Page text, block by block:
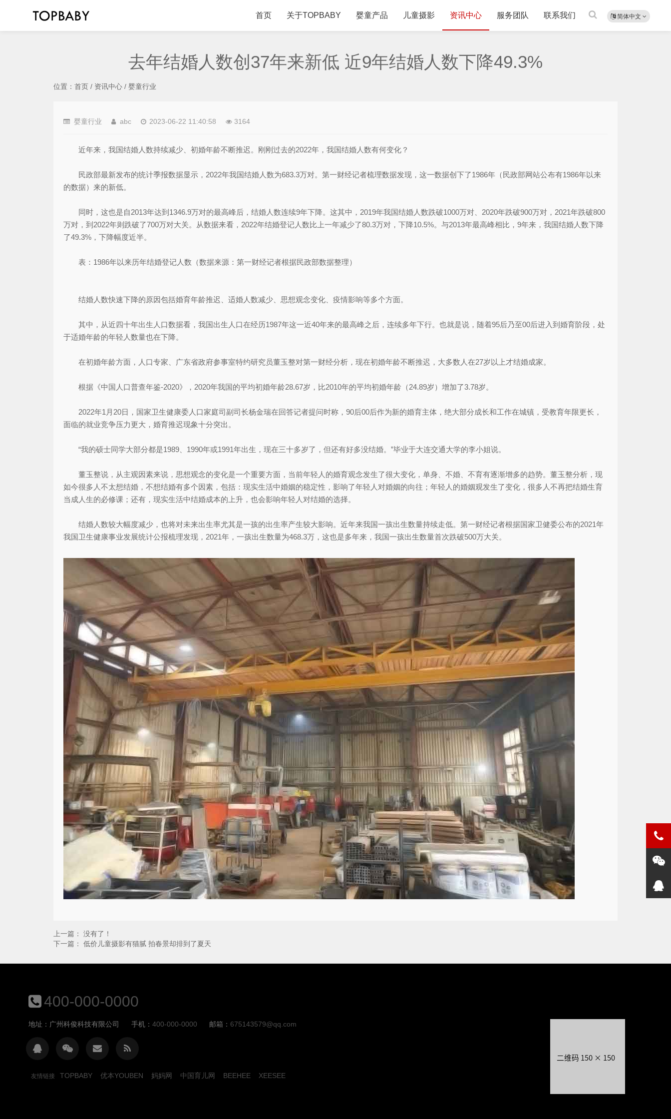
简体中文
首页 关于TOPBABY 婴童产品 儿童摄影 资讯中心 服务团队 联系我们
去年结婚人数创37年来新低 近9年结婚人数下降49.3%
位置： 首页 / 资讯中心 / 婴童行业
婴童行业 abc 2023-06-22 11:40:58 3164
近年来，我国结婚人数持续减少、初婚年龄不断推迟。刚刚过去的2022年，我国结婚人数有何变化？
民政部最新发布的统计季报数据显示，2022年我国结婚人数为683.3万对。第一财经记者梳理数据发现，这一数据创下了1986年（民政部网站公布有1986年以来
的数据）来的新低。
同时，这也是自2013年达到1346.9万对的最高峰后，结婚人数连续9年下降。这其中，2019年我国结婚人数跌破1000万对、2020年跌破900万对，2021年跌破800
万对，到2022年则跌破了700万对大关。从数据来看，2022年结婚登记人数比上一年减少了80.3万对，下降10.5%。与2013年最高峰相比，9年来，我国结婚人数下降
了49.3%，下降幅度近半。
表：1986年以来历年结婚登记人数（数据来源：第一财经记者根据民政部数据整理）
结婚人数快速下降的原因包括婚育年龄推迟、适婚人数减少、思想观念变化、疫情影响等多个方面。
其中，从近四十年出生人口数据看，我国出生人口在经历1987年这一近40年来的最高峰之后，连续多年下行。也就是说，随着95后乃至00后进入到婚育阶段，处
于适婚年龄的年轻人数量也在下降。
在初婚年龄方面，人口专家、广东省政府参事室特约研究员董玉整对第一财经分析，现在初婚年龄不断推迟，大多数人在27岁以上才结婚成家。
根据《中国人口普查年鉴-2020》，2020年我国的平均初婚年龄28.67岁，比2010年的平均初婚年龄（24.89岁）增加了3.78岁。
2022年1月20日，国家卫生健康委人口家庭司副司长杨金瑞在回答记者提问时称，90后00后作为新的婚育主体，绝大部分成长和工作在城镇，受教育年限更长，
面临的就业竞争压力更大，婚育推迟现象十分突出。
“我的硕士同学大部分都是1989、1990年或1991年出生，现在三十多岁了，但还有好多没结婚。”毕业于大连交通大学的李小姐说。
董玉整说，从主观因素来说，思想观念的变化是一个重要方面，当前年轻人的婚育观念发生了很大变化，单身、不婚、不育有逐渐增多的趋势。董玉整分析，现
如今很多人不太想结婚，不想结婚有多个因素，包括：现实生活中婚姻的稳定性，影响了年轻人对婚姻的向往；年轻人的婚姻观发生了变化，很多人不再把结婚生育
当成人生的必修课；还有，现实生活中结婚成本的上升，也会影响年轻人对结婚的选择。
结婚人数较大幅度减少，也将对未来出生率尤其是一孩的出生率产生较大影响。近年来我国一孩出生数量持续走低。第一财经记者根据国家卫健委公布的2021年
我国卫生健康事业发展统计公报梳理发现，2021年，一孩出生数量为468.3万，这也是多年来，我国一孩出生数量首次跌破500万大关。
上一篇： 没有了！
下一篇： 低价儿童摄影有猫腻 拍春景却排到了夏天
400-000-0000
地址：广州科俊科技有限公司 手机： 400-000-0000 邮箱： 675143579@qq.com
友情链接 TOPBABY 优本YOUBEN 妈妈网 中国育儿网 BEEHEE XEESEE